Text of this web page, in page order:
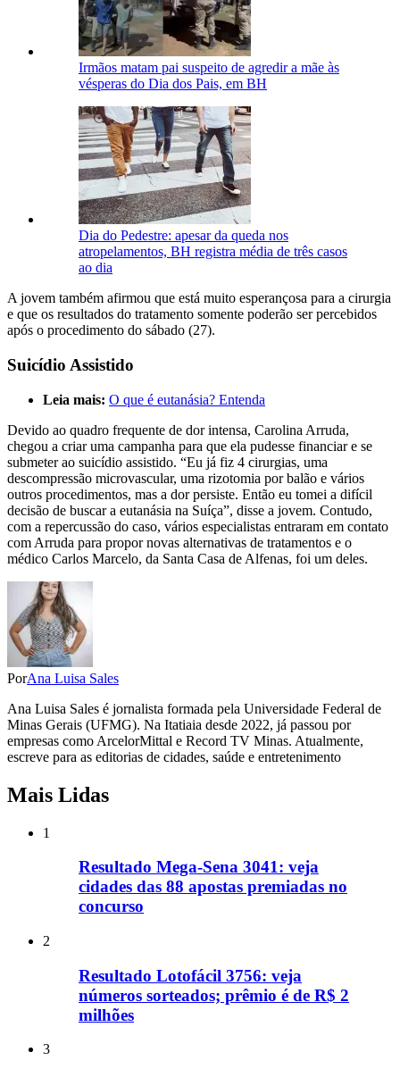
Irmãos matam pai suspeito de agredir a mãe às
vésperas do Dia dos Pais, em BH
Dia do Pedestre: apesar da queda nos
atropelamentos, BH registra média de três casos
ao dia
A jovem também afirmou que está muito esperançosa para a cirurgia
e que os resultados do tratamento somente poderão ser percebidos
após o procedimento do sábado (27).
Suicídio Assistido
Leia mais: O que é eutanásia? Entenda
Devido ao quadro frequente de dor intensa, Carolina Arruda,
chegou a criar uma campanha para que ela pudesse financiar e se
submeter ao suicídio assistido. “Eu já fiz 4 cirurgias, uma
descompressão microvascular, uma rizotomia por balão e vários
outros procedimentos, mas a dor persiste. Então eu tomei a difícil
decisão de buscar a eutanásia na Suíça”, disse a jovem. Contudo,
com a repercussão do caso, vários especialistas entraram em contato
com Arruda para propor novas alternativas de tratamentos e o
médico Carlos Marcelo, da Santa Casa de Alfenas, foi um deles.
PorAna Luisa Sales
Ana Luisa Sales é jornalista formada pela Universidade Federal de
Minas Gerais (UFMG). Na Itatiaia desde 2022, já passou por
empresas como ArcelorMittal e Record TV Minas. Atualmente,
escreve para as editorias de cidades, saúde e entretenimento
Mais Lidas
1
Resultado Mega-Sena 3041: veja
cidades das 88 apostas premiadas no
concurso
2
Resultado Lotofácil 3756: veja
números sorteados; prêmio é de R$ 2
milhões
3